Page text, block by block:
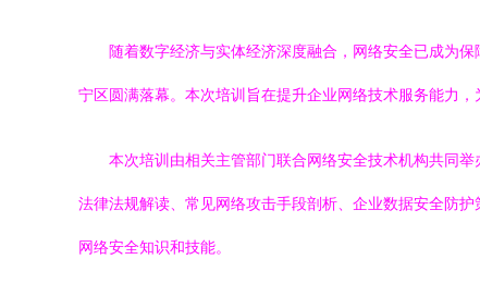
随着数字经济与实体经济深度融合，网络安全已成为
宁区圆满落幕。本次培训旨在提升企业网络技术服务能力，
本次培训由相关主管部门联合网络安全技术机构共同
法律法规解读、常见网络攻击手段剖析、企业数据安全防
网络安全知识和技能。